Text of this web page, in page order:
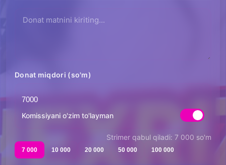
Donat miqdori (so'm)
Komissiyani o'zim to'layman
Strimer qabul qiladi: 7 000 so'm
7 000 10 000 20 000 50 000 100 000